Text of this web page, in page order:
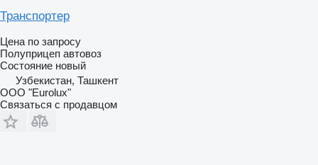
Транспортер
Цена по запросу
Полуприцеп автовоз
Состояние новый
Узбекистан, Ташкент
ООО "Eurolux"
Связаться с продавцом